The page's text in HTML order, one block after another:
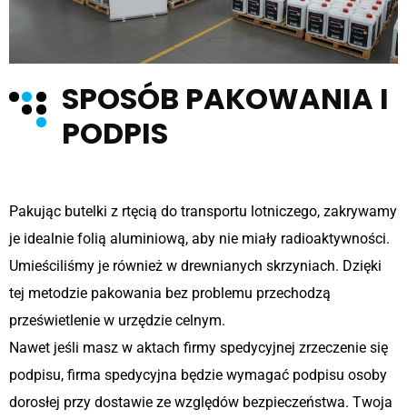
SPOSÓB PAKOWANIA I
PODPIS
Pakując butelki z rtęcią do transportu lotniczego, zakrywamy
je idealnie folią aluminiową, aby nie miały radioaktywności.
Umieściliśmy je również w drewnianych skrzyniach. Dzięki
tej metodzie pakowania bez problemu przechodzą
prześwietlenie w urzędzie celnym.
Nawet jeśli masz w aktach firmy spedycyjnej zrzeczenie się
podpisu, firma spedycyjna będzie wymagać podpisu osoby
dorosłej przy dostawie ze względów bezpieczeństwa. Twoja